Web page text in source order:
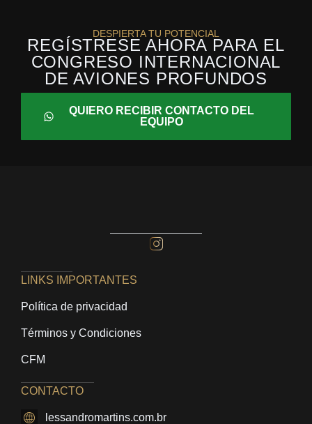
DESPIERTA TU POTENCIAL
REGÍSTRESE AHORA PARA EL
CONGRESO INTERNACIONAL
DE AVIONES PROFUNDOS
QUIERO RECIBIR CONTACTO DEL
EQUIPO
LINKS IMPORTANTES
Política de privacidad
Términos y Condiciones
CFM
CONTACTO
lessandromartins.com.br